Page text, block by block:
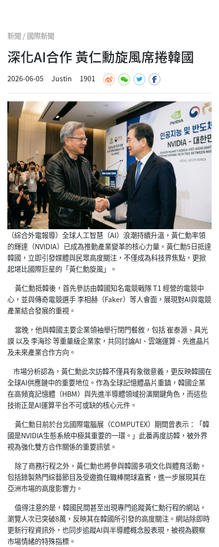
新聞 / 國際新聞
深化AI合作 黃仁勳旋風席捲韓國
2026-06-05 Justin 1901
（綜合外電報導）全球人工智慧（AI）浪潮持續升溫，黃仁勳率領
的輝達（NVIDIA）已成為推動產業變革的核心力量。黃仁勳5日抵達
韓國，立即引發媒體與民眾高度關注，不僅成為科技界焦點，更掀
起堪比國際巨星的「黃仁勳旋風」。
黃仁勳抵韓後，首先參訪由韓國知名電競戰隊 T1 經營的電競中
心，並與傳奇電競選手 李相赫（Faker）等人會面，展現對AI與電競
產業結合發展的重視。
當晚，他與韓國主要企業領袖舉行閉門餐敘，包括 崔泰源、具光
謨 以及 李海珍 等重量級企業家，共同討論AI、雲端運算、先進晶片
及未來產業合作方向。
市場分析認為，黃仁勳此次訪韓不僅具有象徵意義，更反映韓國在
全球AI供應鏈中的重要地位。作為全球記憶體晶片重鎮，韓國企業
在高頻寬記憶體（HBM）與先進半導體領域扮演關鍵角色，而這些
技術正是AI運算平台不可或缺的核心元件。
黃仁勳日前於台北國際電腦展（COMPUTEX）期間曾表示：「韓
國是NVIDIA生態系統中極其重要的一環。」此番再度訪韓，被外界
視為強化雙方合作關係的重要訊號。
除了商務行程之外，黃仁勳也將參與韓國多項文化與體育活動，
包括錄製熱門綜藝節目及受邀擔任職棒開球嘉賓，進一步展現其在
亞洲市場的高度影響力。
值得注意的是，韓國民間甚至出現專門追蹤黃仁勳行程的網站，
瀏覽人次已突破8萬，反映其在韓國所引發的高度關注。網站除即時
更新行程資訊外，也同步追蹤AI與半導體概念股表現，被視為觀察
市場情緒的特殊指標。